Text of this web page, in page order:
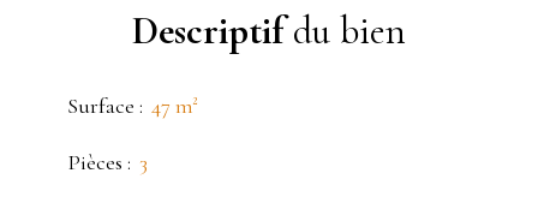
Descriptifdu bien
Surface : 47 m²
Pièces : 3